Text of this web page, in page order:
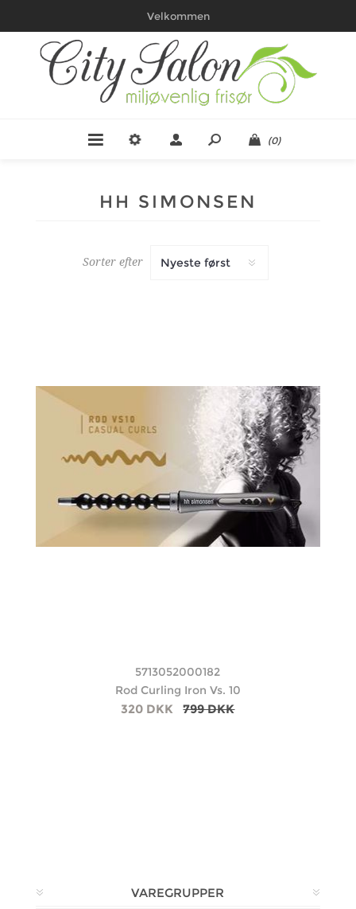
Velkommen
(0)
HH SIMONSEN
Sorter efter
5713052000182
Rod Curling Iron Vs. 10
320 DKK 799 DKK
VAREGRUPPER